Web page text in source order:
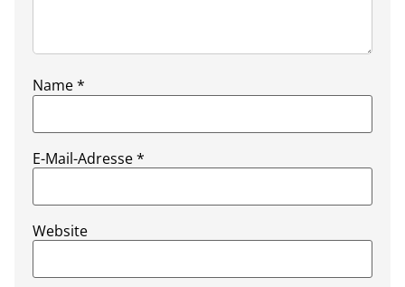
Name*
E-Mail-Adresse*
Website